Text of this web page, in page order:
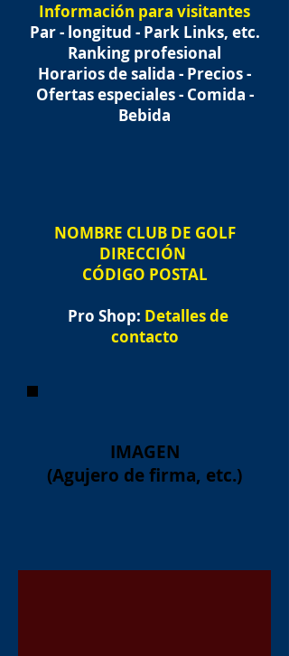
Información para visitantes
Par - longitud - Park Links, etc.
Ranking profesional
Horarios de salida - Precios -
Ofertas especiales - Comida -
Bebida
NOMBRE CLUB DE GOLF
DIRECCIÓN
CÓDIGO POSTAL
Pro Shop: Detalles de
contacto
IMAGEN
(Agujero de firma, etc.)